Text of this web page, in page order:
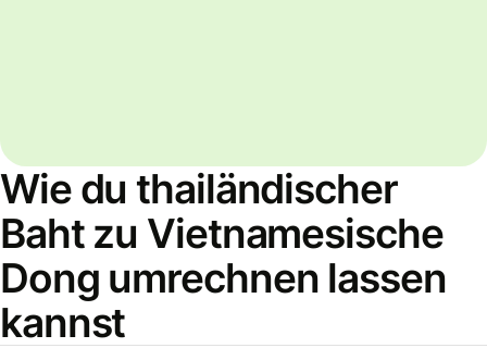
Wie du thailändischer
Baht zu Vietnamesische
Dong umrechnen lassen
kannst